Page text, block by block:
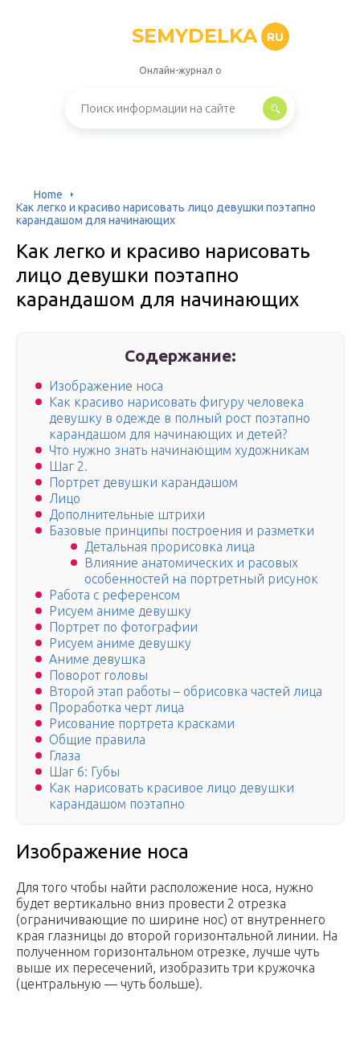
SEMYDELKA RU
Онлайн-журнал о
Home
Как легко и красиво нарисовать лицо девушки поэтапно
карандашом для начинающих
Как легко и красиво нарисовать
лицо девушки поэтапно
карандашом для начинающих
Содержание:
Изображение носа
Как красиво нарисовать фигуру человека
девушку в одежде в полный рост поэтапно
карандашом для начинающих и детей?
Что нужно знать начинающим художникам
Шаг 2.
Портрет девушки карандашом
Лицо
Дополнительные штрихи
Базовые принципы построения и разметки
Детальная прорисовка лица
Влияние анатомических и расовых
особенностей на портретный рисунок
Работа с референсом
Рисуем аниме девушку
Портрет по фотографии
Рисуем аниме девушку
Аниме девушка
Поворот головы
Второй этап работы – обрисовка частей лица
Проработка черт лица
Рисование портрета красками
Общие правила
Глаза
Шаг 6: Губы
Как нарисовать красивое лицо девушки
карандашом поэтапно
Изображение носа
Для того чтобы найти расположение носа, нужно
будет вертикально вниз провести 2 отрезка
(ограничивающие по ширине нос) от внутреннего
края глазницы до второй горизонтальной линии. На
полученном горизонтальном отрезке, лучше чуть
выше их пересечений, изобразить три кружочка
(центральную — чуть больше).